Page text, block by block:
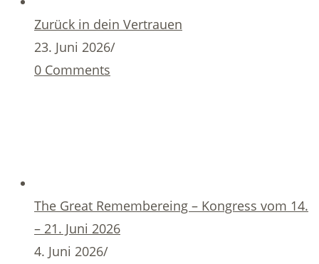
Zurück in dein Vertrauen
23. Juni 2026/
0 Comments
The Great Remembereing – Kongress vom 14.
– 21. Juni 2026
4. Juni 2026/